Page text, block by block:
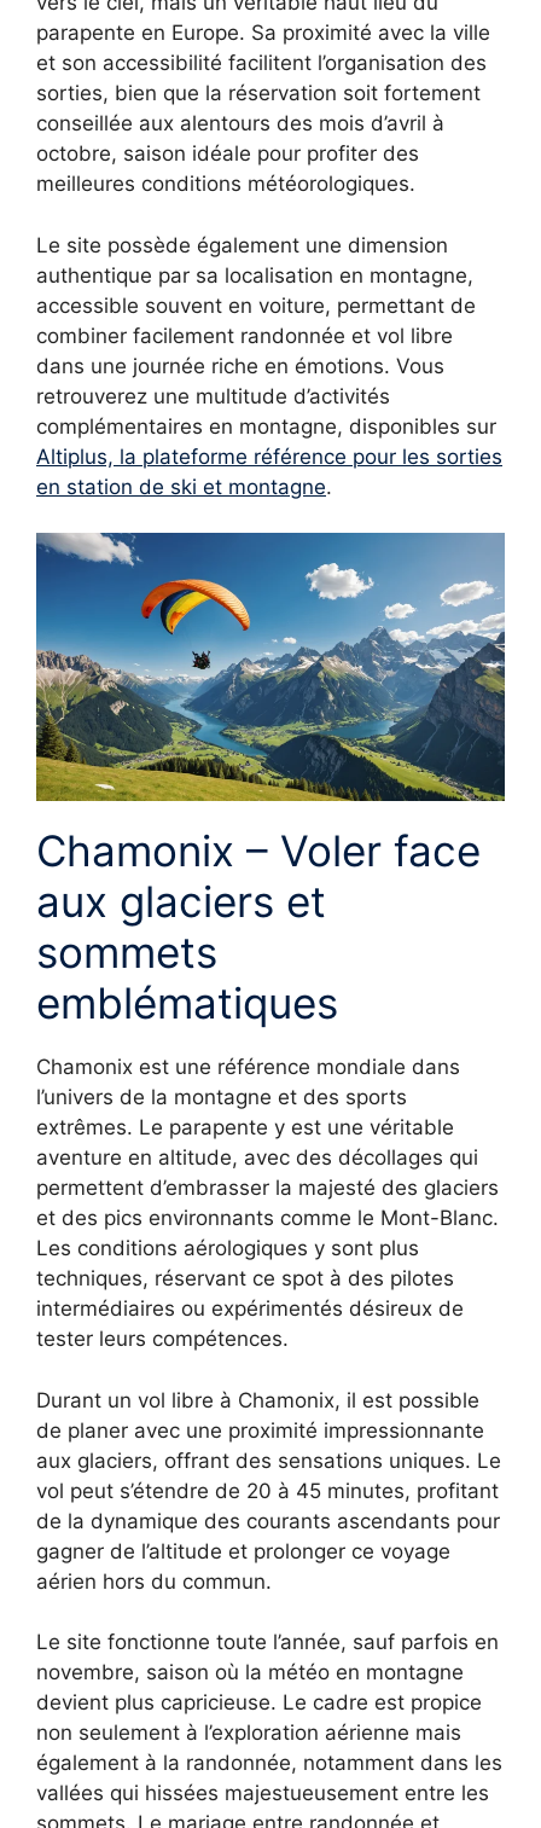
parapente en Europe. Sa proximité avec la ville
et son accessibilité facilitent l’organisation des
sorties, bien que la réservation soit fortement
conseillée aux alentours des mois d’avril à
octobre, saison idéale pour profiter des
meilleures conditions météorologiques.
Le site possède également une dimension
authentique par sa localisation en montagne,
accessible souvent en voiture, permettant de
combiner facilement randonnée et vol libre
dans une journée riche en émotions. Vous
retrouverez une multitude d’activités
complémentaires en montagne, disponibles sur
Altiplus, la plateforme référence pour les sorties
en station de ski et montagne.
Chamonix – Voler face
aux glaciers et
sommets
emblématiques
Chamonix est une référence mondiale dans
l’univers de la montagne et des sports
extrêmes. Le parapente y est une véritable
aventure en altitude, avec des décollages qui
permettent d’embrasser la majesté des glaciers
et des pics environnants comme le Mont-Blanc.
Les conditions aérologiques y sont plus
techniques, réservant ce spot à des pilotes
intermédiaires ou expérimentés désireux de
tester leurs compétences.
Durant un vol libre à Chamonix, il est possible
de planer avec une proximité impressionnante
aux glaciers, offrant des sensations uniques. Le
vol peut s’étendre de 20 à 45 minutes, profitant
de la dynamique des courants ascendants pour
gagner de l’altitude et prolonger ce voyage
aérien hors du commun.
Le site fonctionne toute l’année, sauf parfois en
novembre, saison où la météo en montagne
devient plus capricieuse. Le cadre est propice
non seulement à l’exploration aérienne mais
également à la randonnée, notamment dans les
vallées qui hissées majestueusement entre les